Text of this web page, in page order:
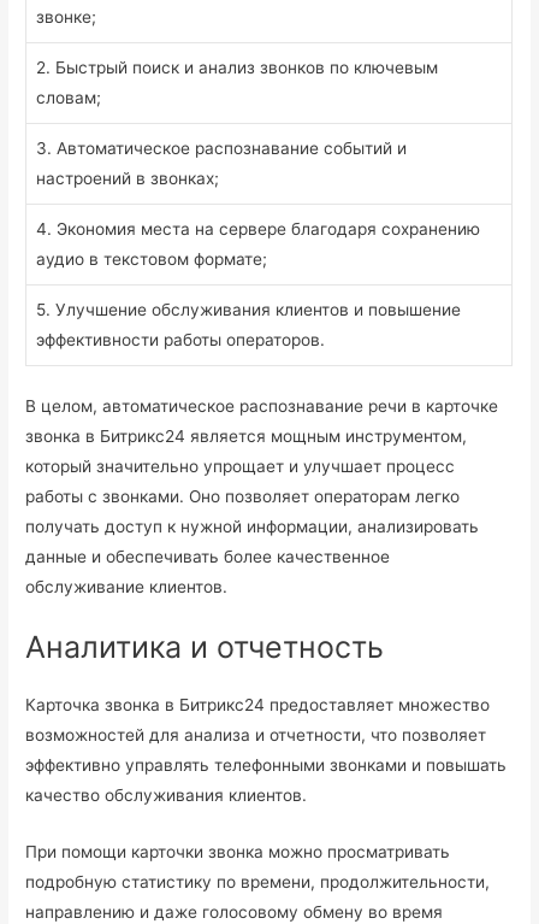
звонке;
2. Быстрый поиск и анализ звонков по ключевым
словам;
3. Автоматическое распознавание событий и
настроений в звонках;
4. Экономия места на сервере благодаря сохранению
аудио в текстовом формате;
5. Улучшение обслуживания клиентов и повышение
эффективности работы операторов.
В целом, автоматическое распознавание речи в карточке
звонка в Битрикс24 является мощным инструментом,
который значительно упрощает и улучшает процесс
работы с звонками. Оно позволяет операторам легко
получать доступ к нужной информации, анализировать
данные и обеспечивать более качественное
обслуживание клиентов.
Аналитика и отчетность
Карточка звонка в Битрикс24 предоставляет множество
возможностей для анализа и отчетности, что позволяет
эффективно управлять телефонными звонками и повышать
качество обслуживания клиентов.
При помощи карточки звонка можно просматривать
подробную статистику по времени, продолжительности,
направлению и даже голосовому обмену во время